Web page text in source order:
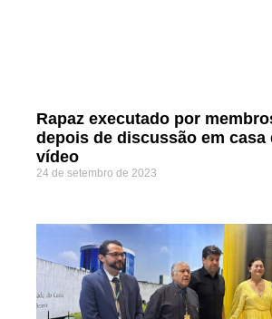
Rapaz executado por
depois de discussão em casa
vídeo
24 de setembro de 2023